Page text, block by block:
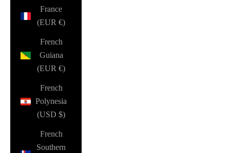
France
(EUR €)
French
Guiana
(EUR €)
French
Polynesia
(USD $)
French
Southern